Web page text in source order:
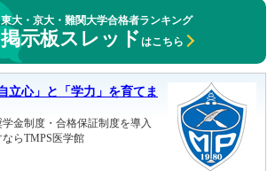
東大・京大・難関大学合格者ランキング
掲示板スレッドはこちら